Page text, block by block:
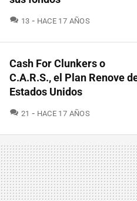
13 COMENTARIOS
HACE 17 AÑOS
Cash For Clunkers o
C.A.R.S., el Plan Renove
Estados Unidos
21 COMENTARIOS
HACE 17 AÑOS